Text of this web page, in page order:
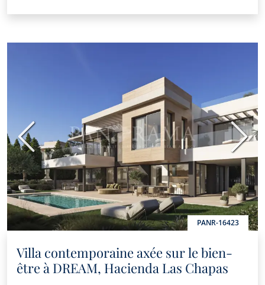
PANR-16423
Précédent
Villa contemporaine axée sur le bien-
être à DREAM, Hacienda Las Chapas